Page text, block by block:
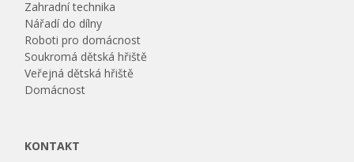
Zahradní technika
Nářadí do dílny
Roboti pro domácnost
Soukromá dětská hřiště
Veřejná dětská hřiště
Domácnost
KONTAKT